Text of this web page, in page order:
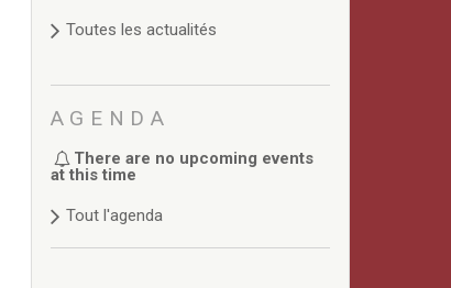
Toutes les actualités
AGENDA
There are no upcoming events
at this time
Tout l'agenda